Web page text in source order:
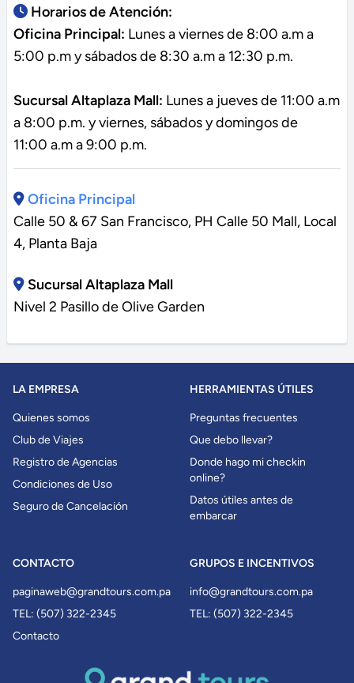
Horarios de Atención:
Oficina Principal: Lunes a viernes de 8:00 a.m a
5:00 p.m y sábados de 8:30 a.m a 12:30 p.m.
Sucursal Altaplaza Mall: Lunes a jueves de 11:00 a.m
a 8:00 p.m. y viernes, sábados y domingos de
11:00 a.m a 9:00 p.m.
Oficina Principal
Calle 50 & 67 San Francisco, PH Calle 50 Mall, Local
4, Planta Baja
Sucursal Altaplaza Mall
Nivel 2 Pasillo de Olive Garden
LA EMPRESA
Quienes somos
Club de Viajes
Registro de Agencias
Condiciones de Uso
Seguro de Cancelación
HERRAMIENTAS ÚTILES
Preguntas frecuentes
Que debo llevar?
Donde hago mi checkin
online?
Datos útiles antes de
embarcar
CONTACTO
paginaweb@grandtours.com.pa
TEL: (507) 322-2345
Contacto
GRUPOS E INCENTIVOS
info@grandtours.com.pa
TEL: (507) 322-2345